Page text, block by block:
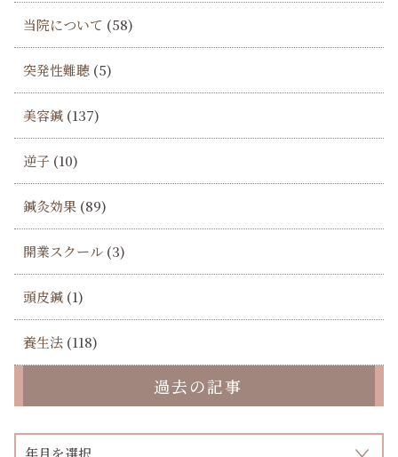
当院について (58)
突発性難聴 (5)
美容鍼 (137)
逆子 (10)
鍼灸効果 (89)
開業スクール (3)
頭皮鍼 (1)
養生法 (118)
過去の記事